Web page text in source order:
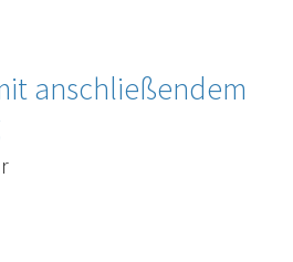
anschließendem
Offenes Ende